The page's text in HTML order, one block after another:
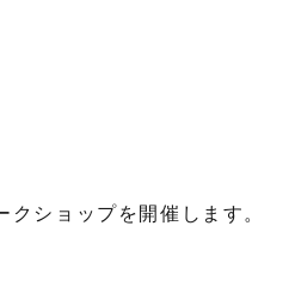
ショップを開催します。